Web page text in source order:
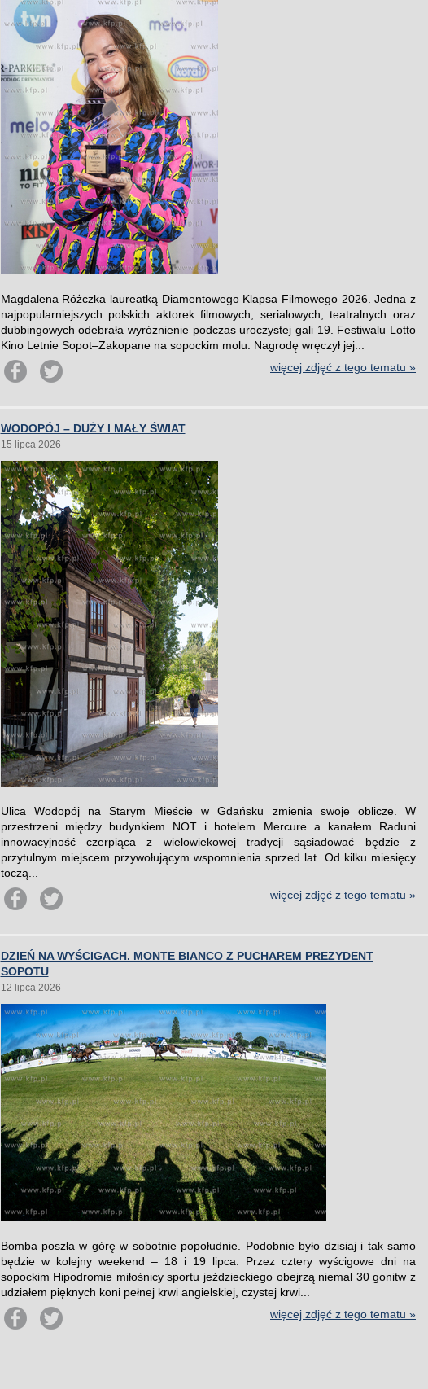
Magdalena Różczka laureatką Diamentowego Klapsa Filmowego 2026. Jedna z
najpopularniejszych polskich aktorek filmowych, serialowych, teatralnych oraz
dubbingowych odebrała wyróżnienie podczas uroczystej gali 19. Festiwalu Lotto
Kino Letnie Sopot–Zakopane na sopockim molu. Nagrodę wręczył jej...
więcej zdjęć z tego tematu »
WODOPÓJ – DUŻY I MAŁY ŚWIAT
15 lipca 2026
Ulica Wodopój na Starym Mieście w Gdańsku zmienia swoje oblicze. W
przestrzeni między budynkiem NOT i hotelem Mercure a kanałem Raduni
innowacyjność czerpiąca z wielowiekowej tradycji sąsiadować będzie z
przytulnym miejscem przywołującym wspomnienia sprzed lat. Od kilku miesięcy
toczą...
więcej zdjęć z tego tematu »
DZIEŃ NA WYŚCIGACH. MONTE BIANCO Z PUCHAREM PREZYDENT
SOPOTU
12 lipca 2026
Bomba poszła w górę w sobotnie popołudnie. Podobnie było dzisiaj i tak samo
będzie w kolejny weekend – 18 i 19 lipca. Przez cztery wyścigowe dni na
sopockim Hipodromie miłośnicy sportu jeździeckiego obejrzą niemal 30 gonitw z
udziałem pięknych koni pełnej krwi angielskiej, czystej krwi...
więcej zdjęć z tego tematu »